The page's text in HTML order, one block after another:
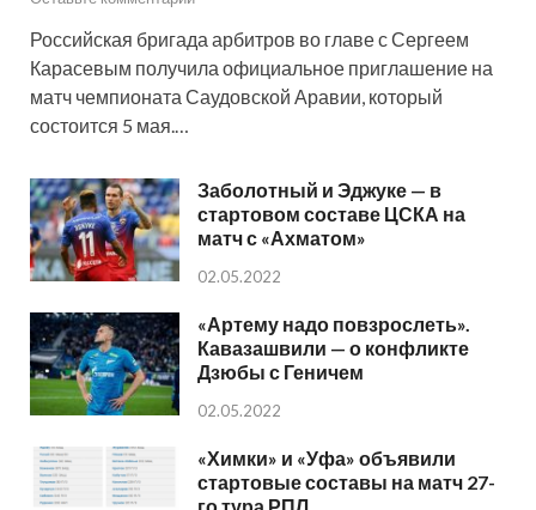
Российская бригада арбитров во главе с Сергеем
Карасевым получила официальное приглашение на
матч чемпионата Саудовской Аравии, который
состоится 5 мая.…
Заболотный и Эджуке — в
стартовом составе ЦСКА на
матч с «Ахматом»
02.05.2022
«Артему надо повзрослеть».
Кавазашвили — о конфликте
Дзюбы с Геничем
02.05.2022
«Химки» и «Уфа» объявили
стартовые составы на матч 27-